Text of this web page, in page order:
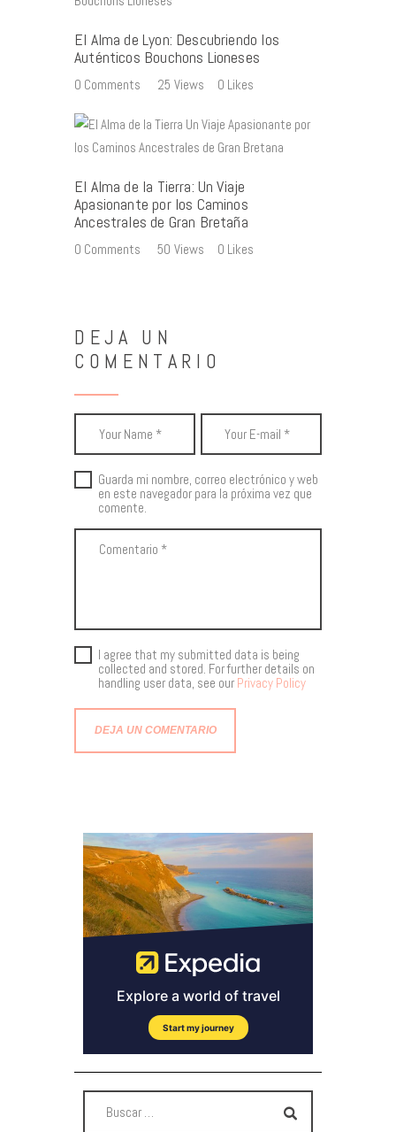
El Alma de Lyon: Descubriendo los
Auténticos Bouchons Lioneses
0 Comments 25 Views 0 Likes
El Alma de la Tierra: Un Viaje
Apasionante por los Caminos
Ancestrales de Gran Bretaña
0 Comments 50 Views 0 Likes
DEJA UN
COMENTARIO
Guarda mi nombre, correo electrónico y web
en este navegador para la próxima vez que
comente.
I agree that my submitted data is being
collected and stored. For further details on
handling user data, see our Privacy Policy